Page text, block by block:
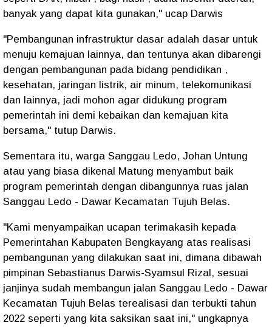
banyak yang dapat kita gunakan," ucap Darwis
"Pembangunan infrastruktur dasar adalah dasar untuk
menuju kemajuan lainnya, dan tentunya akan dibarengi
dengan pembangunan pada bidang pendidikan ,
kesehatan, jaringan listrik, air minum, telekomunikasi
dan lainnya, jadi mohon agar didukung program
pemerintah ini demi kebaikan dan kemajuan kita
bersama," tutup Darwis.
Sementara itu, warga Sanggau Ledo, Johan Untung
atau yang biasa dikenal Matung menyambut baik
program pemerintah dengan dibangunnya ruas jalan
Sanggau Ledo - Dawar Kecamatan Tujuh Belas.
"Kami menyampaikan ucapan terimakasih kepada
Pemerintahan Kabupaten Bengkayang atas realisasi
pembangunan yang dilakukan saat ini, dimana dibawah
pimpinan Sebastianus Darwis-Syamsul Rizal, sesuai
janjinya sudah membangun jalan Sanggau Ledo - Dawar
Kecamatan Tujuh Belas terealisasi dan terbukti tahun
2022 seperti yang kita saksikan saat ini," ungkapnya